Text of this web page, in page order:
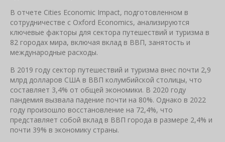
В отчете Cities Economic Impact, подготовленном в
сотрудничестве с Oxford Economics, анализируются
ключевые факторы для сектора путешествий и туризма в
82 городах мира, включая вклад в ВВП, занятость и
международные расходы.
В 2019 году сектор путешествий и туризма внес почти 2,9
млрд долларов США в ВВП колумбийской столицы, что
составляет 3,4% от общей экономики. В 2020 году
пандемия вызвала падение почти на 80%. Однако в 2022
году произошло восстановление на 72,4%, что
представляет собой вклад в ВВП города в размере 2,4% и
почти 39% в экономику страны.